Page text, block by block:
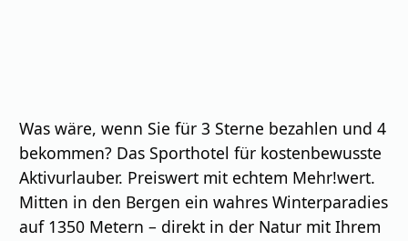
Was wäre, wenn Sie für 3 Sterne bezahlen und 4
bekommen? Das Sporthotel für kostenbewusste
Aktivurlauber. Preiswert mit echtem Mehr!wert.
Mitten in den Bergen ein wahres Winterparadies
auf 1350 Metern – direkt in der Natur mit Ihrem